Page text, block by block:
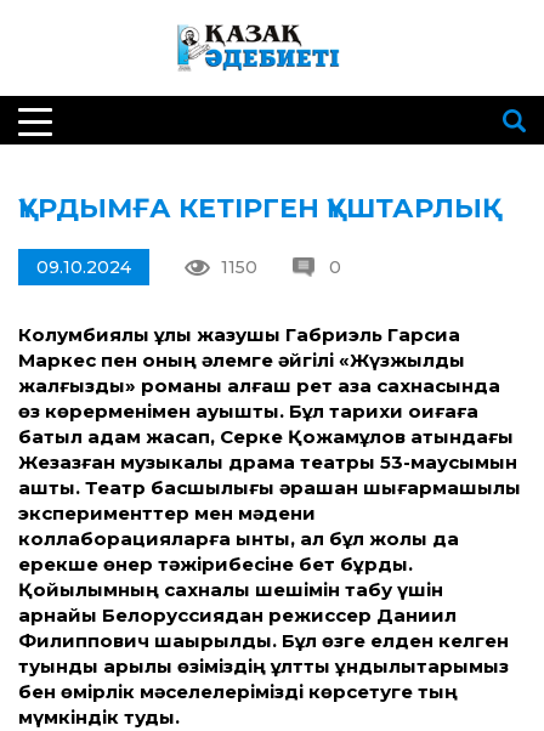
ҚҰРДЫМҒА КЕТІРГЕН ҚҰШТАРЛЫҚ
09.10.2024 1150 0
Колумбиялық ұлы жазушы Габриэль Гарсиа
Маркес пен оның әлемге әйгілі «Жүзжылдық
жалғыздық» романы алғаш рет қазақ сахнасында
өз көрерменімен қауышты. Бұл тарихи оқиғаға
батыл қадам жасап, Серке Қожамқұлов атындағы
Жезқазған музыкалық драма театры 53-маусымын
ашты. Театр басшылығы әрқашан шығармашылық
эксперимент­тер мен мәдени
коллаборацияларға ынтық, ал бұл жолы да
ерекше өнер тәжірибесіне бет бұрды.
Қойылымның сахналық шешімін табу үшін
арнайы Белоруссиядан режиссер Даниил
Филиппович шақырылды. Бұл өзге елден келген
туынды арқылы өзіміздің ұлт­тық құндылықтарымыз
бен өмірлік мәселелерімізді көрсетуге тың
мүмкіндік туды.